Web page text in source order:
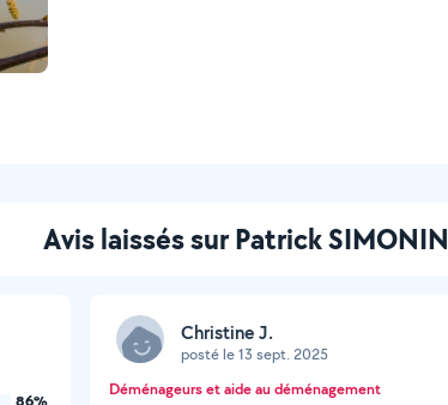
Avis laissés sur Patrick SIMONIN
86%
Christine J.
posté le 13 sept. 2025
Déménageurs et aide au déménagement